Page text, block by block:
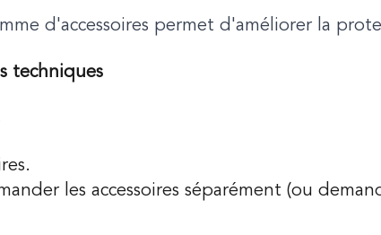
d'accessoires permet d'améliorer la
techniques
les accessoires séparément (ou